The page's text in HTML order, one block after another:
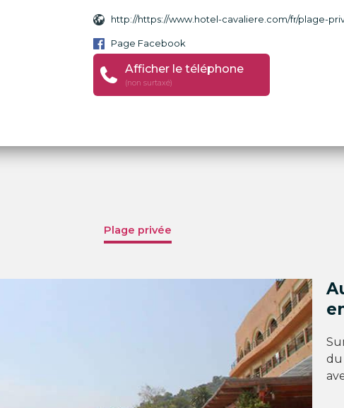
http://https://www.hotel-cavaliere.com/fr/plage-
Page Facebook
Afficher le téléphone
(non surtaxé)
Plage privée
du